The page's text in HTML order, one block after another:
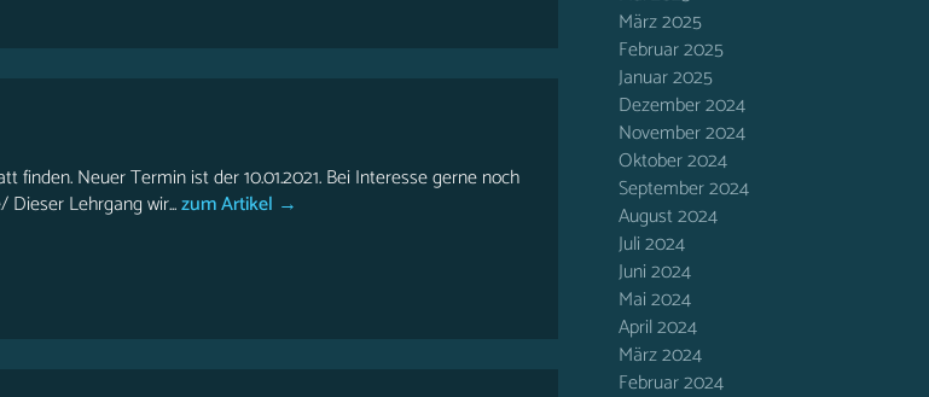
Neuer Termin ist der 10.01.2021. Bei Interesse gerne noch
Lehrgang wir...zum Artikel →
März 2025
Februar 2025
Januar 2025
Dezember 2024
November 2024
Oktober 2024
September 2024
August 2024
Juli 2024
Juni 2024
Mai 2024
April 2024
März 2024
Februar 2024